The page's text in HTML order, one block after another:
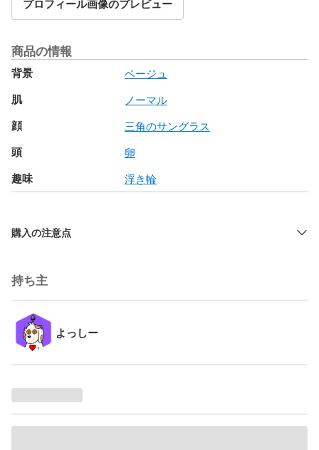
プロフィール画像のプレビュー
商品の情報
背景 ベージュ
肌 ノーマル
顔 三角のサングラス
頭 卵
趣味 浮き輪
購入の注意点
持ち主
よっしー